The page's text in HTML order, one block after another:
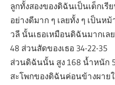
ลูกทั้งสองของดิฉันเป็นเด็กเรี
อย่างดีมาก ๆ เลยทั้ง ๆ เป็นห
วลี นั้นเธอเหมือนดิฉันมากเล
48 ส่วนสัดของเธอ 34-22-35
ส่วนดิฉันนั้น สูง 168 น้ำหนัก
สะโพกของดิฉันค่อนข้างผาย